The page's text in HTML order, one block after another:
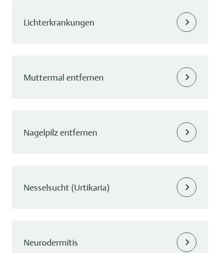
Lichterkrankungen
Muttermal entfernen
Nagelpilz entfernen
Nesselsucht (Urtikaria)
Neurodermitis